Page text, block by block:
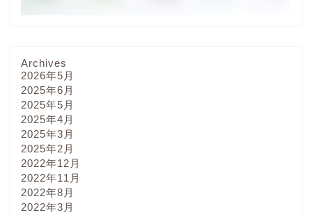
Archives
2026年5月
2025年6月
2025年5月
2025年4月
2025年3月
2025年2月
2022年12月
2022年11月
2022年8月
2022年3月